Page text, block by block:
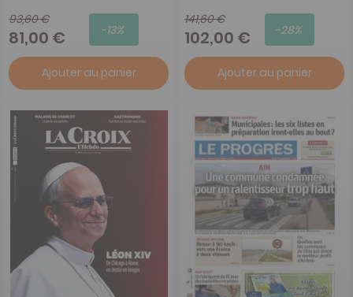
93,60 €
81,00 € -13%
Ajouter au panier
141,60 €
102,00 € -28%
Ajouter au panier